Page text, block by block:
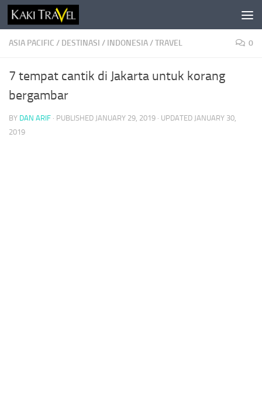
Skip to content
ASIA PACIFIC / DESTINASI / INDONESIA/TRAVEL 0
7 tempat cantik di Jakarta untuk korang
bergambar
BY DAN ARIF · PUBLISHED JANUARY 29, 2019 · UPDATED JANUARY 30,
2019